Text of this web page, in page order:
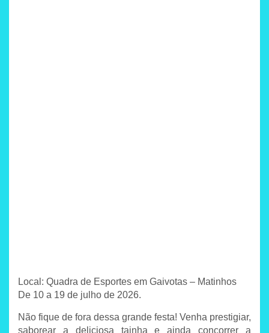
Local: Quadra de Esportes em Gaivotas – Matinhos
De 10 a 19 de julho de 2026.
Não fique de fora dessa grande festa! Venha prestigiar,
saborear a deliciosa tainha e ainda concorrer a